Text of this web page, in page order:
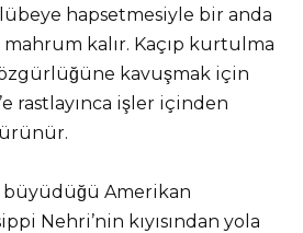
hapsetmesiyle bir anda
kalır. Kaçıp kurtulma
kavuşmak için
rastlayınca işler içinden
büyüdüğü Amerikan
Nehri’nin kıyısından yola